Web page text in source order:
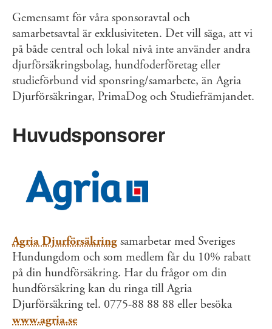
Gemensamt för våra sponsoravtal och
samarbetsavtal är exklusiviteten. Det vill säga, att vi
på både central och lokal nivå inte använder andra
djurförsäkringsbolag, hundfoderföretag eller
studieförbund vid sponsring/samarbete, än Agria
Djurförsäkringar, PrimaDog och Studiefrämjandet.
Huvudsponsorer
Agria Djurförsäkring samarbetar med Sveriges
Hundungdom och som medlem får du 10% rabatt
på din hundförsäkring. Har du frågor om din
hundförsäkring kan du ringa till Agria
Djurförsäkring tel. 0775-88 88 88 eller besöka
www.agria.se